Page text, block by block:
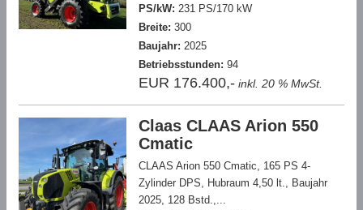
PS/kW: 231 PS/170 kW
Breite: 300
Baujahr: 2025
Betriebsstunden: 94
EUR 176.400,- inkl. 20 % MwSt.
Claas CLAAS Arion 550
Cmatic
CLAAS Arion 550 Cmatic, 165 PS 4-
Zylinder DPS, Hubraum 4,50 lt., Baujahr
2025, 128 Bstd.,...